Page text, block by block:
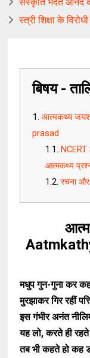
स्त्री शिक्षा के
बिषय -
आत्‍मकथ्‍य
prasad
आत्मकथ्य
रचना और
मधुप गुन-गुना कर
मुरझाकर गिर रहीं
इस गंभीर अनंत
यह लो, करते ही
तब भी कहते हो कह